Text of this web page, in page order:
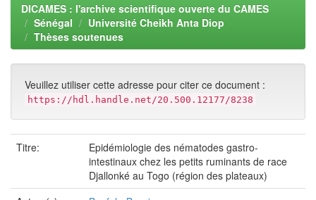
DICAMES : l'archive scientifique ouverte du CAMES
Sénégal
Université Cheikh Anta Diop
Thèses soutenues
Veuillez utiliser cette adresse pour citer ce document :
https://hdl.handle.net/20.500.12177/8238
Titre:
Epidémiologie des nématodes gastro-
intestinaux chez les petits ruminants de race
Djallonké au Togo (région des plateaux)